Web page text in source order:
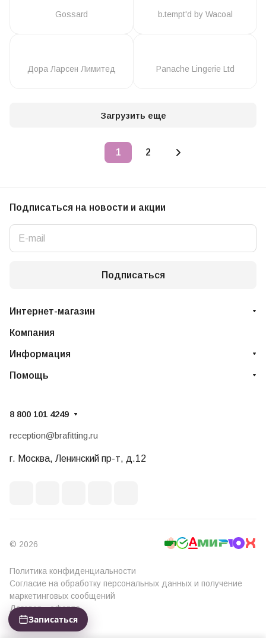
Gossard b.tempt'd by Wacoal
Дора Ларсен Лимитед Panache Lingerie Ltd
Загрузить еще
1 2
Подписаться на новости и акции
Подписаться
Интернет-магазин
Компания
Информация
Помощь
8 800 101 4249
reception@brafitting.ru
г. Москва, Ленинский пр-т, д.12
© 2026
Политика конфиденциальности
Согласие на обработку персональных данных и получение
маркетинговых сообщений
Договор - оферта
Записаться